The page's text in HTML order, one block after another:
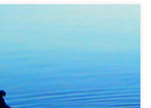
profundidad –Godard- Es
al Lenguaje. La siguiente
Dichas notas ni siquiera
solo se traten de